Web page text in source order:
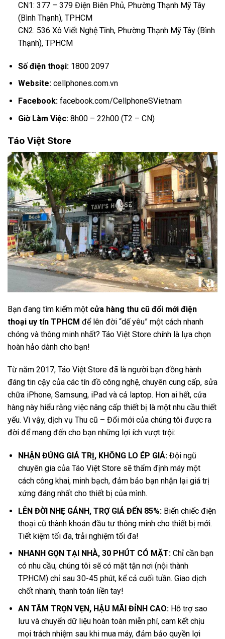
CN1: 377 – 379 Điện Biên Phủ, Phường Thạnh Mỹ Tây
(Bình Thạnh), TPHCM
CN2: 536 Xô Viết Nghệ Tĩnh, Phường Thạnh Mỹ Tây (Bình
Thạnh), TPHCM
Số điện thoại: 1800 2097
Website:cellphones.com.vn
Facebook:facebook.com/CellphoneSVietnam
Giờ Làm Việc: 8h00 – 22h00 (T2 – CN)
Táo Việt Store
Bạn đang tìm kiếm một cửa hàng thu cũ đổi mới điện
thoại uy tín TPHCM để lên đời “dế yêu” một cách nhanh
chóng và thông minh nhất? Táo Việt Store chính là lựa chọn
hoàn hảo dành cho bạn!
Từ năm 2017, Táo Việt Store đã là người bạn đồng hành
đáng tin cậy của các tín đồ công nghệ, chuyên cung cấp, sửa
chữa iPhone, Samsung, iPad và cả laptop. Hơn ai hết, cửa
hàng này hiểu rằng việc nâng cấp thiết bị là một nhu cầu thiết
yếu. Vì vậy, dịch vụ Thu cũ – Đổi mới của chúng tôi được ra
đời để mang đến cho bạn những lợi ích vượt trội:
NHẬN ĐÚNG GIÁ TRỊ, KHÔNG LO ÉP GIÁ:Đội ngũ
chuyên gia của Táo Việt Store sẽ thẩm định máy một
cách công khai, minh bạch, đảm bảo bạn nhận lại giá trị
xứng đáng nhất cho thiết bị của mình.
LÊN ĐỜI NHẸ GÁNH, TRỢ GIÁ ĐẾN 85%:Biến chiếc điện
thoại cũ thành khoản đầu tư thông minh cho thiết bị mới.
Tiết kiệm tối đa, trải nghiệm tối đa!
NHANH GỌN TẠI NHÀ, 30 PHÚT CÓ MẶT: Chỉ cần bạn
có nhu cầu, chúng tôi sẽ có mặt tận nơi (nội thành
TP.HCM) chỉ sau 30-45 phút, kể cả cuối tuần. Giao dịch
chốt nhanh, thanh toán liền tay!
AN TÂM TRỌN VẸN, HẬU MÃI ĐỈNH CAO:Hỗ trợ sao
lưu và chuyển dữ liệu hoàn toàn miễn phí, cam kết chịu
mọi trách nhiệm sau khi mua máy, đảm bảo quyền lợi